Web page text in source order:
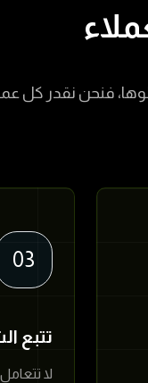
فنحن نقدر كل
03
تتبع
لا